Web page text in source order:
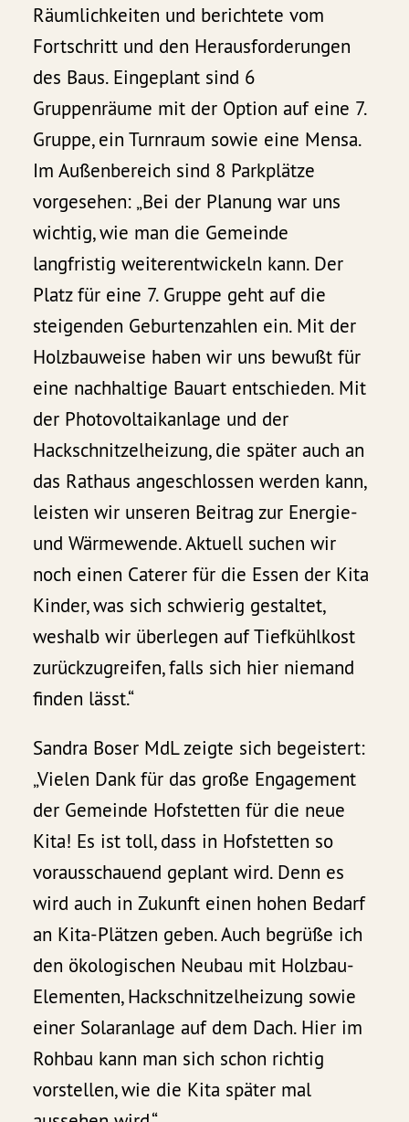
Räumlichkeiten und berichtete vom
Fortschritt und den Herausforderungen
des Baus. Eingeplant sind 6
Gruppenräume mit der Option auf eine 7.
Gruppe, ein Turnraum sowie eine Mensa.
Im Außenbereich sind 8 Parkplätze
vorgesehen: „Bei der Planung war uns
wichtig, wie man die Gemeinde
langfristig weiterentwickeln kann. Der
Platz für eine 7. Gruppe geht auf die
steigenden Geburtenzahlen ein. Mit der
Holzbauweise haben wir uns bewußt für
eine nachhaltige Bauart entschieden. Mit
der Photovoltaikanlage und der
Hackschnitzelheizung, die später auch an
das Rathaus angeschlossen werden kann,
leisten wir unseren Beitrag zur Energie-
und Wärmewende. Aktuell suchen wir
noch einen Caterer für die Essen der Kita
Kinder, was sich schwierig gestaltet,
weshalb wir überlegen auf Tiefkühlkost
zurückzugreifen, falls sich hier niemand
finden lässt.“
Sandra Boser MdL zeigte sich begeistert:
„Vielen Dank für das große Engagement
der Gemeinde Hofstetten für die neue
Kita! Es ist toll, dass in Hofstetten so
vorausschauend geplant wird. Denn es
wird auch in Zukunft einen hohen Bedarf
an Kita-Plätzen geben. Auch begrüße ich
den ökologischen Neubau mit Holzbau-
Elementen, Hackschnitzelheizung sowie
einer Solaranlage auf dem Dach. Hier im
Rohbau kann man sich schon richtig
vorstellen, wie die Kita später mal